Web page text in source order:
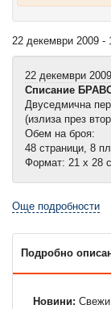
22 декември 2009 -
22 декември
Списание
Двуседмична
(излиза през
Обем на броя:
48 страници, 8
Формат: 21 х 28
Още подробности
Подробно
Новини: